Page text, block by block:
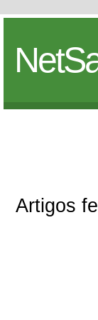
Artigos